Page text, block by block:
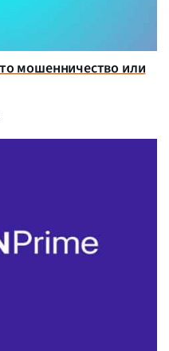
мошенничество или